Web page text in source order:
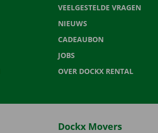
VEELGESTELDE VRAGEN
NIEUWS
CADEAUBON
JOBS
OVER DOCKX RENTAL
Dockx Movers